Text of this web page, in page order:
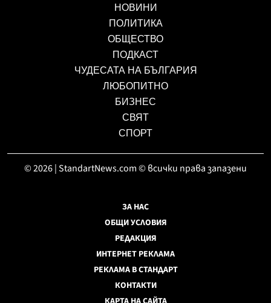
НОВИНИ
ПОЛИТИКА
ОБЩЕСТВО
ПОДКАСТ
ЧУДЕСАТА НА БЪЛГАРИЯ
ЛЮБОПИТНО
БИЗНЕС
СВЯТ
СПОРТ
© 2026 | StandartNews.com © всички права запазени
ЗА НАС
ОБЩИ УСЛОВИЯ
РЕДАКЦИЯ
ИНТЕРНЕТ РЕКЛАМА
РЕКЛАМА В СТАНДАРТ
КОНТАКТИ